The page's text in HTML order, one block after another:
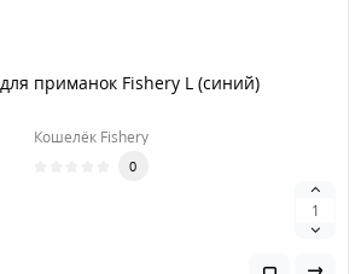
приманок Fishery L (синий)
Кошелёк Fishery
0